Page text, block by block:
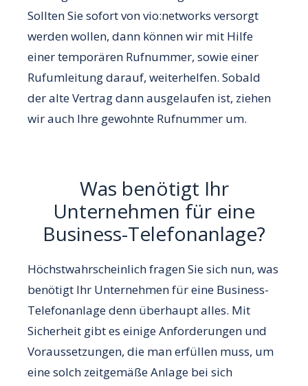
Sollten Sie sofort von vio:networks versorgt
werden wollen, dann können wir mit Hilfe
einer temporären Rufnummer, sowie einer
Rufumleitung darauf, weiterhelfen. Sobald
der alte Vertrag dann ausgelaufen ist, ziehen
wir auch Ihre gewohnte Rufnummer um.
Was benötigt Ihr
Unternehmen für eine
Business-Telefonanlage?
Höchstwahrscheinlich fragen Sie sich nun, was
benötigt Ihr Unternehmen für eine Business-
Telefonanlage denn überhaupt alles. Mit
Sicherheit gibt es einige Anforderungen und
Voraussetzungen, die man erfüllen muss, um
eine solch zeitgemäße Anlage bei sich